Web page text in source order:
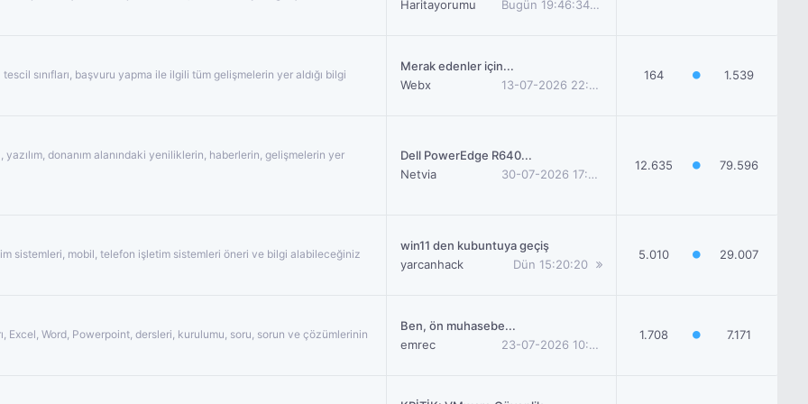
Haritayorumu Bugün 19:46:34
sınıfları, başvuru yapma ile ilgili tüm gelişmelerin yer aldığı bilgi
Merak edenler için...
Webx
13-07-2026 22:54:25
164 1.539
donanım alanındaki yeniliklerin, haberlerin, gelişmelerin yer
Dell PowerEdge R640...
Netvia
30-07-2026 17:19:55
12.635 79.596
sistemleri, mobil, telefon işletim sistemleri öneri ve bilgi alabileceğiniz
win11 den kubuntuya geçiş
yarcanhack
Dün 15:20:20
5.010 29.007
Word, Powerpoint, dersleri, kurulumu, soru, sorun ve çözümlerinin
Ben, ön muhasebe...
emrec
23-07-2026 10:18:27
1.708 7.171